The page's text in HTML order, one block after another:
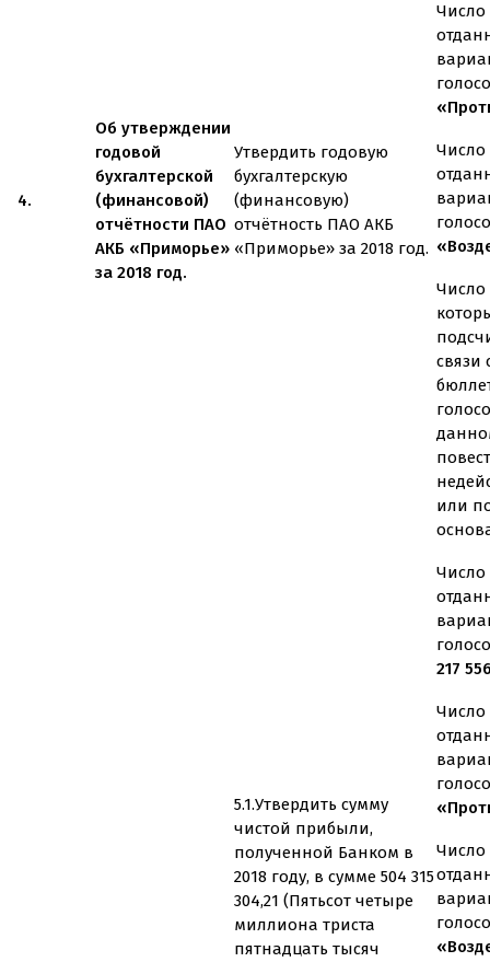
4.
Об утверждении
годовой
бухгалтерской
(финансовой)
отчётности ПАО
АКБ «Приморье»
за 2018 год.
Утвердить годовую
бухгалтерскую
(финансовую)
отчётность ПАО АКБ
«Приморье» за 2018 год.
Число
Число
Число
связи
или
5.1.Утвердить сумму
чистой прибыли,
полученной Банком в
2018 году, в сумме 504 315
304,21 (Пятьсот четыре
миллиона триста
пятнадцать тысяч
Число
217
Число
Число